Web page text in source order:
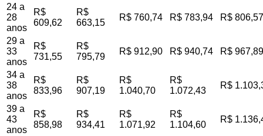
24 a
28
anos
R$
609,62
R$
663,15
R$ 760,74 R$ 783,94 R$ 806,57
29 a
33
anos
R$
731,55
R$
795,79
R$ 912,90 R$ 940,74 R$ 967,89
34 a
38
anos
R$
833,96
R$
907,19
R$
1.040,70
R$
1.072,43
R$
39 a
43
anos
R$
858,98
R$
934,41
R$
1.071,92
R$
1.104,60
R$